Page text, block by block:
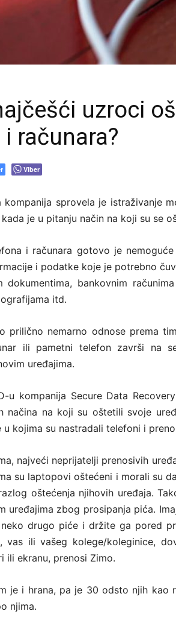
uzroci
računara?
Viber
kompanija sprovela je istraživanje
je u pitanju način na koji su se
i računara gotovo je
i podatke koje je potrebno
dokumentima, bankovnim
itd.
prilično nemarno odnose prema
ili pametni telefon završi na
uređajima.
u kompanija Secure Data
načina na koji su oštetili svoje
u kojima su nastradali telefoni i
najveći neprijatelji prenosivih
su laptopovi oštećeni i morali su
oštećenja njihovih uređaja.
uređajima zbog prosipanja pića.
drugo piće i držite ga pored
vas ili vašeg kolege/koleginice,
ili ekranu, prenosi Zimo.
je i hrana, pa je 30 odsto njih kao
njima.